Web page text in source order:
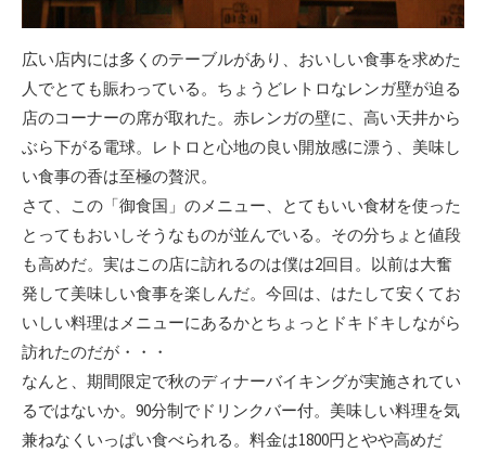
広い店内には多くのテーブルがあり、おいしい食事を求めた
人でとても賑わっている。ちょうどレトロなレンガ壁が迫る
店のコーナーの席が取れた。赤レンガの壁に、高い天井から
ぶら下がる電球。レトロと心地の良い開放感に漂う、美味し
い食事の香は至極の贅沢。
さて、この「御食国」のメニュー、とてもいい食材を使った
とってもおいしそうなものが並んでいる。その分ちょと値段
も高めだ。実はこの店に訪れるのは僕は2回目。以前は大奮
発して美味しい食事を楽しんだ。今回は、はたして安くてお
いしい料理はメニューにあるかとちょっとドキドキしながら
訪れたのだが・・・
なんと、期間限定で秋のディナーバイキングが実施されてい
るではないか。90分制でドリンクバー付。美味しい料理を気
兼ねなくいっぱい食べられる。料金は1800円とやや高めだ